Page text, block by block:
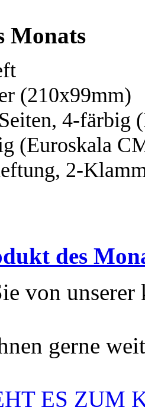
Monats
(210x99mm)
4-färbig
(Euroskala
2-
des
von unserer
gerne
ES ZUM